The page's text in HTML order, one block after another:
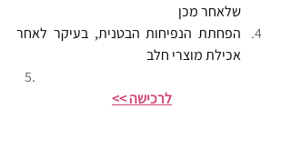
שלאחר מכן
אכילת מוצרי חלב
לרכישה >>